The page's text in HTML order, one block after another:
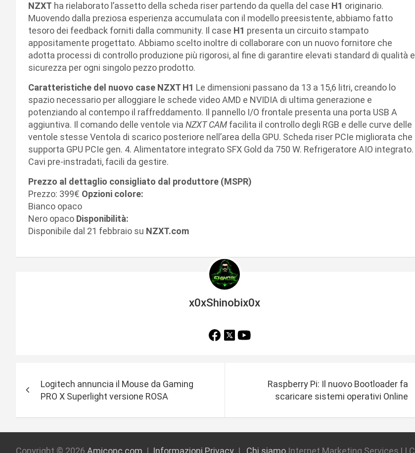
NZXT ha rielaborato l’assetto della scheda riser partendo da quella del case H1 originario.
Muovendo dalla preziosa esperienza accumulata con il modello preesistente, abbiamo fatto
tesoro dei feedback forniti dalla community. Il case H1 presenta un circuito stampato
appositamente progettato. Abbiamo scelto inoltre di collaborare con un nuovo fornitore che
adotta processi di controllo produzione più rigorosi, al fine di garantire elevati standard di qualità e
sicurezza per ogni singolo pezzo prodotto.
Caratteristiche del nuovo case NZXT H1 Le dimensioni passano da 13 a 15,6 litri, creando lo
spazio necessario per alloggiare le schede video AMD e NVIDIA di ultima generazione e
potenziando al contempo il raffreddamento. Il pannello I/O frontale presenta una porta USB A
aggiuntiva. Il comando delle ventole via NZXT CAM facilita il controllo degli RGB e delle curve delle
ventole stesse Ventola di scarico posteriore nell’area della GPU. Scheda riser PCIe migliorata che
supporta GPU PCIe gen. 4. Alimentatore integrato SFX Gold da 750 W. Refrigeratore AIO integrato.
Cavi pre-instradati, facili da gestire.
Prezzo al dettaglio consigliato dal produttore (MSPR)
Prezzo: 399€ Opzioni colore:
Bianco opaco
Nero opaco Disponibilità:
Disponibile dal 21 febbraio su NZXT.com
x0xShinobix0x
v
i
Logitech annuncia il Mouse da Gaming
PRO X Superlight versione ROSA
Raspberry Pi: Il nuovo Bootloader fa
scaricare sistemi operativi Online
Copyright © 2026 Amicopc.com Informazioni Privacy Chi siamo Internet Marketing Services LLC